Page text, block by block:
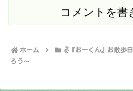
コメントを書
ホーム
✌️『おーくん』お散歩
ろう〜